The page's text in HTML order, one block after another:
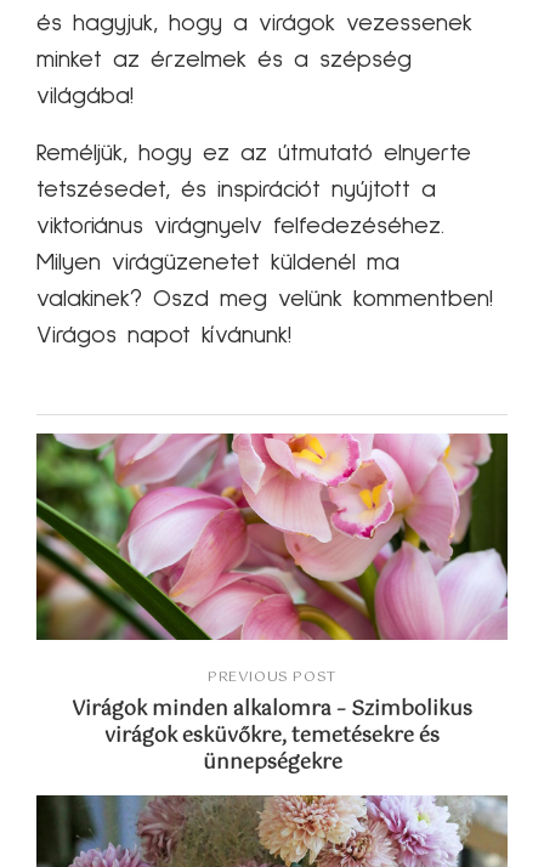
és hagyjuk, hogy a virágok vezessenek
minket az érzelmek és a szépség
világába!
Reméljük, hogy ez az útmutató elnyerte
tetszésedet, és inspirációt nyújtott a
viktoriánus virágnyelv felfedezéséhez.
Milyen virágüzenetet küldenél ma
valakinek? Oszd meg velünk kommentben!
Virágos napot kívánunk!
PREVIOUS POST
Virágok minden alkalomra – Szimbolikus
virágok esküvőkre, temetésekre és
ünnepségekre